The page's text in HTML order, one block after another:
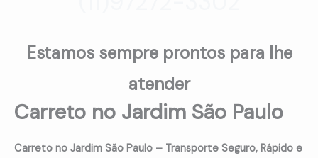
Estamos sempre prontos para lhe
atender
Carreto no Jardim São Paulo
Carreto no Jardim São Paulo – Transporte Seguro, Rápido e